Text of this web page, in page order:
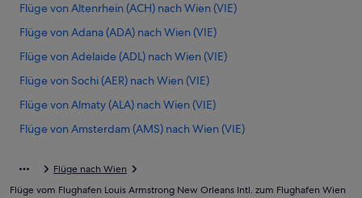
Flüge von Altenrhein (ACH) nach Wien (VIE)
Flüge von Adana (ADA) nach Wien (VIE)
Flüge von Adelaide (ADL) nach Wien (VIE)
Flüge von Sochi (AER) nach Wien (VIE)
Flüge von Almaty (ALA) nach Wien (VIE)
Flüge von Amsterdam (AMS) nach Wien (VIE)
Flüge von Austin (AUS) nach Wien (VIE)
Flüge nach Wien
Flüge vom Flughafen Louis Armstrong New Orleans Intl. zum Flughafen Wien